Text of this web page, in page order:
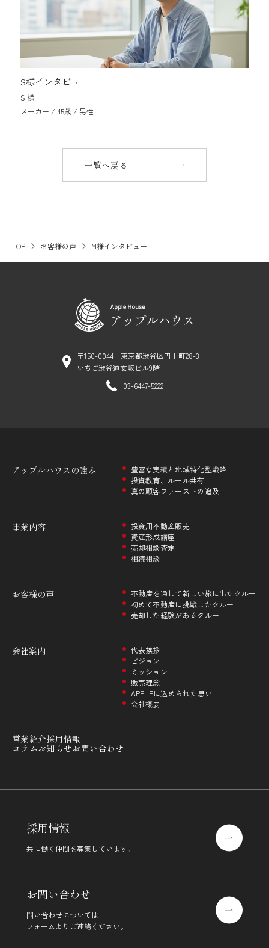
S様インタビュー
S 様
メーカー / 45歳 / 男性
一覧へ戻る
TOP お客様の声 M様インタビュー
〒150-0044 東京都渋谷区円山町28-3
いちご渋谷道玄坂ビル9階
03-6447-5222
アップルハウスの強み
豊富な実績と地域特化型戦略
投資教育、ルール共有
真の顧客ファーストの追及
事業内容
投資用不動産販売
資産形成講座
売却相談査定
相続相談
お客様の声
不動産を通して新しい旅に出たクルー
初めて不動産に挑戦したクルー
売却した経験があるクルー
会社案内
代表挨拶
ビジョン
ミッション
販売理念
APPLEに込められた思い
会社概要
営業紹介採用情報
コラムお知らせお問い合わせ
採用情報
共に働く仲間を募集しています。
お問い合わせ
問い合わせについては
フォームよりご連絡ください。